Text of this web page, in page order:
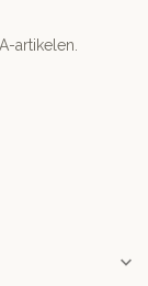
artikelen.